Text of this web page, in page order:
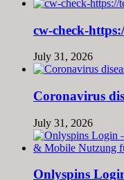
cw-check-
July 31, 2026
Coronavirus
July 31, 2026
Onlyspins